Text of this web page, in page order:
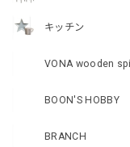
キッチン
VONA wooden
BOON'S HOBBY
BRANCH